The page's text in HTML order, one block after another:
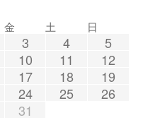
金 土 日
3 4
5
10 11
12
17 18
19
24 25
26
31